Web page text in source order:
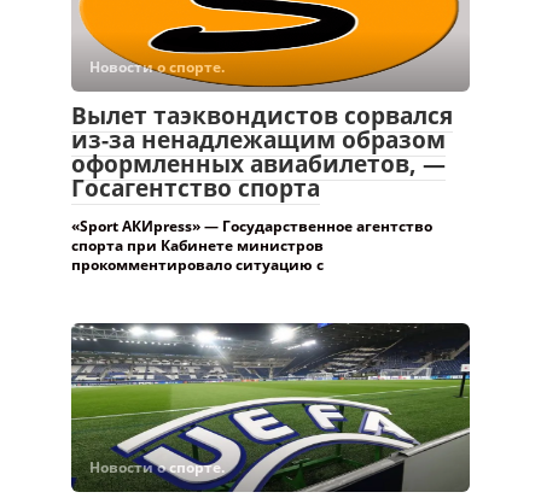
Новости о спорте.
Вылет таэквондистов сорвался
из-за ненадлежащим образом
оформленных авиабилетов, —
Госагентство спорта
«Sport АКИpress» — Государственное агентство
спорта при Кабинете министров
прокомментировало ситуацию с
Новости о спорте.